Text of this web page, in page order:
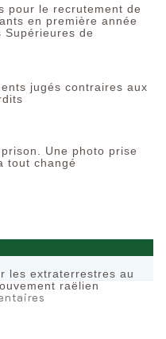
pour le recrutement de
en première année
Supérieures de
jugés contraires aux
Une photo prise
tout changé
les extraterrestres au
raëlien